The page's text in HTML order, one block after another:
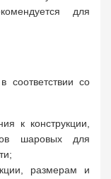
для
соответствии со
к конструкции,
шаровых для
размерам и